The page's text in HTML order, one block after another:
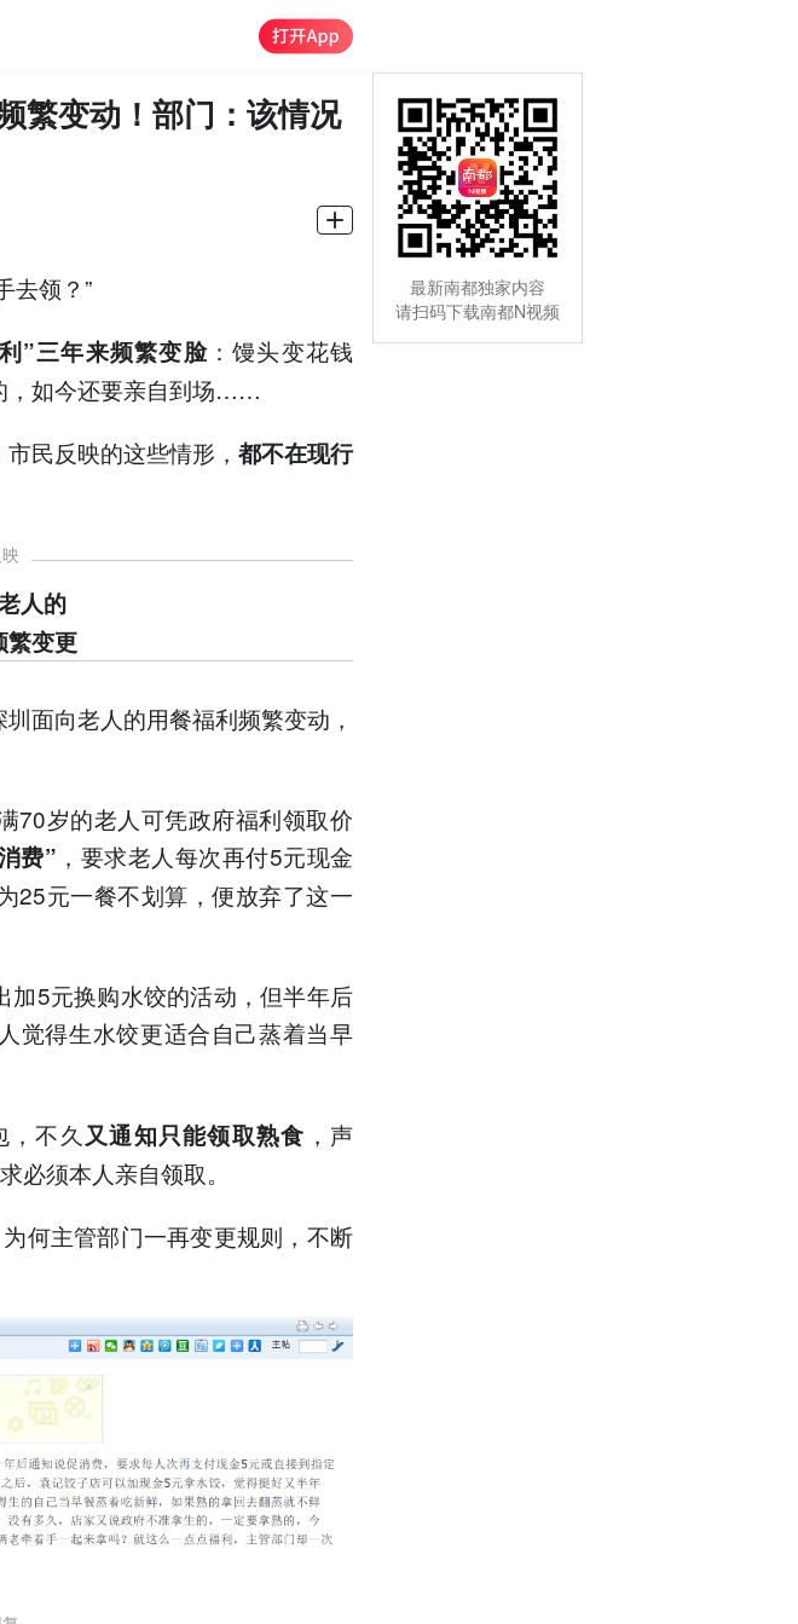
繁变动！部门：该情况
去领？”
”三年来频繁变脸：馒头变花钱
，如今还要亲自到场……
民反映的这些情形， 都不在现行
人的
繁变更
面向老人的用餐福利频繁变动，
70岁的老人可凭政府福利领取价
费” ，要求老人每次再付5元现金
25元一餐不划算，便放弃了这一
加5元换购水饺的活动，但半年后
觉得生水饺更适合自己蒸着当早
不久 又通知只能领取熟食 ，声
必须本人亲自领取。
何主管部门一再变更规则，不断
最新南都独家内容
请扫码下载南都N视频